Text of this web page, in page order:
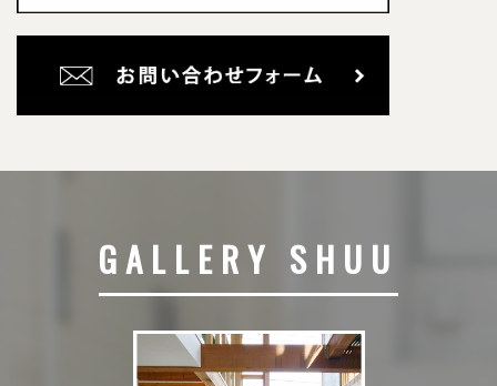
GALLERY SHUU